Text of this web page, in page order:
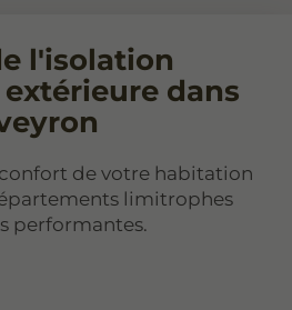
l'isolation
dans
de votre habitation
limitrophes
performantes.